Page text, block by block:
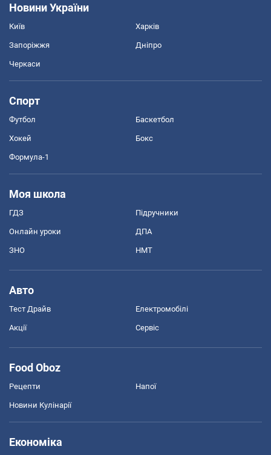
Новини України
Київ Харків
Запоріжжя Дніпро
Черкаси
Спорт
Футбол Баскетбол
Хокей Бокс
Формула-1
Моя школа
ГДЗ Підручники
Онлайн уроки ДПА
ЗНО НМТ
Авто
Тест Драйв Електромобілі
Акції Сервіс
Food Oboz
Рецепти Напої
Новини Кулінарії
Економіка